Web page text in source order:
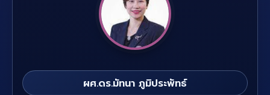
ผศ.ดร.มัทนา ภูมิประพัทธ์